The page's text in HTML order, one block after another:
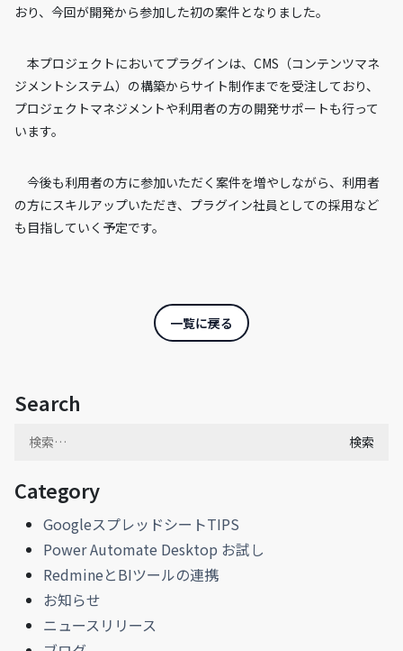
Search
Category
GoogleスプレッドシートTIPS
Power Automate Desktop お試し
RedmineとBIツールの連携
お知らせ
ニュースリリース
おり、今回が開発から参加した初の案件となりました。
本プロジェクトにおいてプラグインは、CMS（コンテンツマネ
ジメントシステム）の構築からサイト制作までを受注しており、
プロジェクトマネジメントや利用者の方の開発サポートも行って
います。
今後も利用者の方に参加いただく案件を増やしながら、利用者
の方にスキルアップいただき、プラグイン社員としての採用など
も目指していく予定です。
一覧に戻る